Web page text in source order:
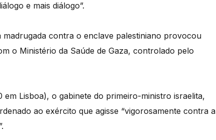
e mais diálogo”.
contra o enclave palestiniano provocou
o Ministério da Saúde de Gaza, controlado pelo
Lisboa), o gabinete do primeiro-ministro israelita,
ao exército que agisse “vigorosamente contra a